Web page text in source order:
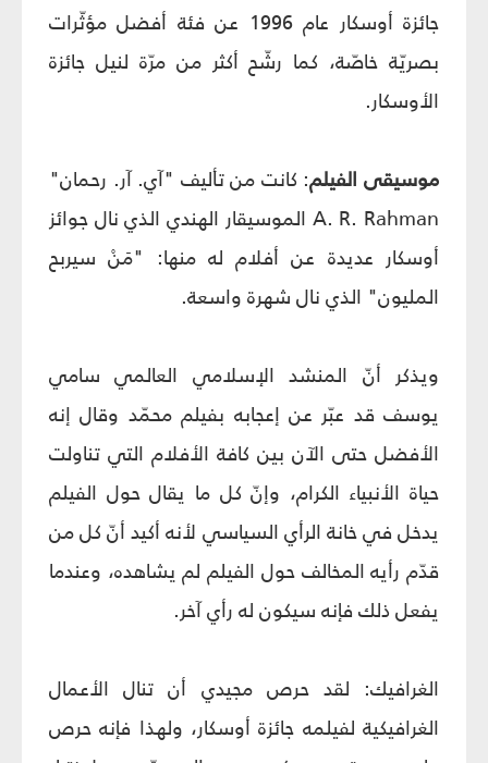
جائزة أوسكار عام 1996 عن فئة أفضل مؤثّرات
بصريّة خاصّة، كما رشّح أكثر من مرّة لنيل جائزة
الأوسكار.
موسيقى الفيلم: كانت من تأليف "آي. آر. رحمان"
A. R. Rahman الموسيقار الهندي الذي نال جوائز
أوسكار عديدة عن أفلام له منها: "مَنْ سيربح
المليون" الذي نال شهرة واسعة.
ويذكر أنّ المنشد الإسلامي العالمي سامي
يوسف قد عبّر عن إعجابه بفيلم محمّد وقال إنه
الأفضل حتى الآن بين كافة الأفلام التي تناولت
حياة الأنبياء الكرام، وإنّ كل ما يقال حول الفيلم
يدخل في خانة الرأي السياسي لأنه أكيد أنّ كل من
قدّم رأيه المخالف حول الفيلم لم يشاهده، وعندما
يفعل ذلك فإنه سيكون له رأي آخر.
الغرافيك: لقد حرص مجيدي أن تنال الأعمال
الغرافيكية لفيلمه جائزة أوسكار، ولهذا فإنه حرص